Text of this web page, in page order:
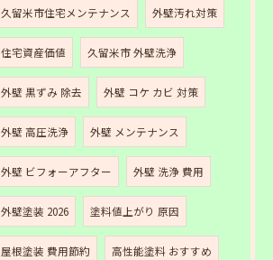
久留米市住宅メンテナンス 外壁汚れ対策
住宅資産価値 久留米市 外壁洗浄
外壁 黒ずみ 除去 外壁 コケ カビ 対策
外壁 高圧洗浄 外壁 メンテナンス
外壁 ビフォーアフター 外壁 洗浄 費用
外壁塗装 2026 塗料値上がり 原因
屋根塗装 費用節約 高性能塗料 おすすめ